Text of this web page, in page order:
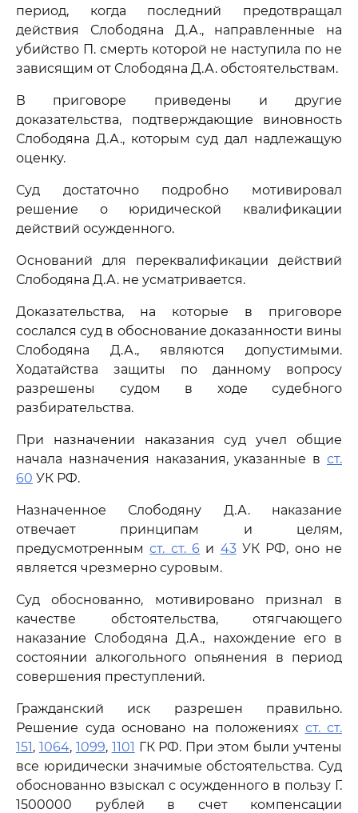
период, когда последний предотвращал
действия Слободяна Д.А., направленные на
убийство П. смерть которой не наступила по не
зависящим от Слободяна Д.А. обстоятельствам.
В приговоре приведены и другие
доказательства, подтверждающие виновность
Слободяна Д.А., которым суд дал надлежащую
оценку.
Суд достаточно подробно мотивировал
решение о юридической квалификации
действий осужденного.
Оснований для переквалификации действий
Слободяна Д.А. не усматривается.
Доказательства, на которые в приговоре
сослался суд в обоснование доказанности вины
Слободяна Д.А., являются допустимыми.
Ходатайства защиты по данному вопросу
разрешены судом в ходе судебного
разбирательства.
При назначении наказания суд учел общие
начала назначения наказания, указанные в ст.
60 УК РФ.
Назначенное Слободяну Д.А. наказание
отвечает принципам и целям,
предусмотреннымст. ст. 6 и 43УК РФ, оно не
является чрезмерно суровым.
Суд обоснованно, мотивировано признал в
качестве обстоятельства, отягчающего
наказание Слободяна Д.А., нахождение его в
состоянии алкогольного опьянения в период
совершения преступлений.
Гражданский иск разрешен правильно.
Решение суда основано на положениях ст. ст.
151, 1064, 1099, 1101 ГК РФ. При этом были учтены
все юридически значимые обстоятельства. Суд
обоснованно взыскал с осужденного в пользу Г.
1500000 рублей в счет компенсации